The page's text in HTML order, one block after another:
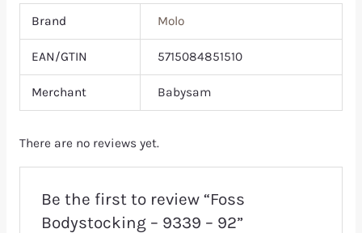
Brand Molo
EAN/GTIN 5715084851510
Merchant Babysam
There are no reviews yet.
Be the first to review “Foss
Bodystocking – 9339 – 92”